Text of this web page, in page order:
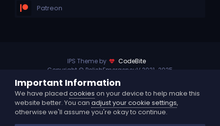
Patreon
IPS Theme by
CodeBite
Copyright © PolishEmergencyV 2021-2025
Powered by Invision Community
Privacy Policy
Contact Us
Important Information
We have placed cookies on your device to help make this
website better. You can adjust your cookie settings,
otherwise we'll assume you're okay to continue.